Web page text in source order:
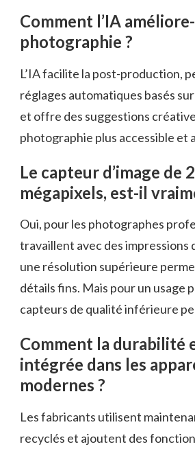
Comment l’IA
photographie ?
L’IA facilite la post-production,
réglages automatiques basés
et offre des suggestions
photographie plus accessible et
Le capteur d’image de
mégapixels, est-il
Oui, pour les photographes
travaillent avec des impressions
une résolution supérieure
détails fins. Mais pour un usage
capteurs de qualité inférieure
Comment la durabilité
intégrée dans les
modernes ?
Les fabricants utilisent
recyclés et ajoutent des